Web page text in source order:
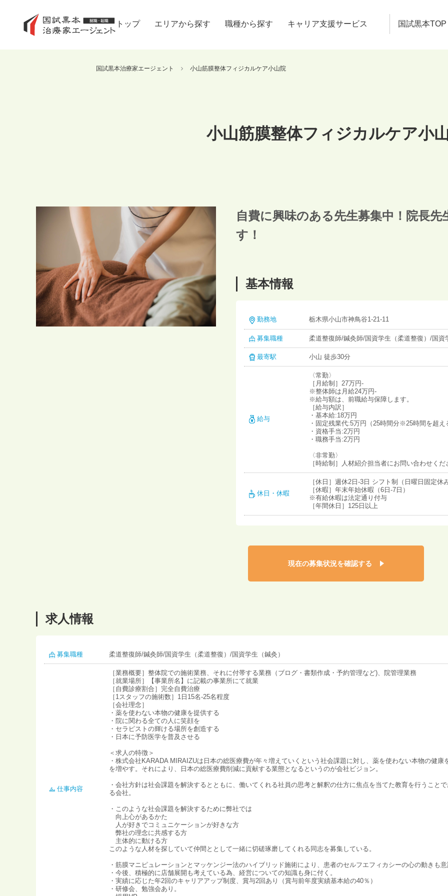
トップ エリアから探す 職種から探す キャリア支援サービス 国試黒本TOP
国試黒本治療家エージェント 小山筋膜整体フィジカルケア小山院
小山筋膜整体フィジカルケア小
自費に興味のある先生募集中！院長
す！
基本情報
勤務地 栃木県小山市神鳥谷1-21-11
募集職種 柔道整復師/鍼灸師/国資学生（柔道整復）/国資
最寄駅 小山 徒歩30分
給与
〈常勤〉
［月給制］27万円-
※整体師は月給24万円-
※給与額は、前職給与保障します。
［給与内訳］
・基本給:18万円
・固定残業代:5万円（25時間分※25時間を超え
・資格手当:2万円
・職務手当:2万円
〈非常勤〉
［時給制］人材紹介担当者にお問い合わせくだ
休日・休暇
［休日］週休2日-3日 シフト制（日曜日固定休み
［休暇］年末年始休暇（6日-7日）
※有給休暇は法定通り付与
［年間休日］125日以上
現在の募集状況を確認する
求人情報
募集職種 柔道整復師/鍼灸師/国資学生（柔道整復）/国資学生（鍼灸）
仕事内容
［業務概要］整体院での施術業務、それに付帯する業務（ブログ・書類作成・予約管理など)、院管理業務
［就業場所］【事業所名】に記載の事業所にて就業
［自費診療割合］完全自費治療
［1スタッフの施術数］1日15名-25名程度
［会社理念］
・薬を使わない本物の健康を提供する
・院に関わる全ての人に笑顔を
・セラピストの輝ける場所を創造する
・日本に予防医学を普及させる
＜求人の特徴＞
・株式会社KARADA MIRAIZUは日本の総医療費が年々増えていくという社会課題に対し、薬を使わない本物の健
を増やす。それにより、日本の総医療費削減に貢献する業態となるというのが会社ビジョン。
・会社方針は社会課題を解決するとともに、働いてくれる社員の思考と解釈の仕方に焦点を当てた教育を行うこと
る会社。
・このような社会課題を解決するために弊社では
向上心があるかた
人が好きでコミュニケーションが好きな方
弊社の理念に共感する方
主体的に動ける方
このような人材を探していて仲間ととして一緒に切磋琢磨してくれる同志を募集している。
・筋膜マニピュレーションとマッケンジー法のハイブリッド施術により、患者のセルフエフィカシーの心の動きも
・今後、積極的に店舗展開も考えている為、経営についての知識も身に付く。
・実績に応じた年2回のキャリアアップ制度、賞与2回あり（賞与前年度実績基本給の40％）
・研修会、勉強会あり。